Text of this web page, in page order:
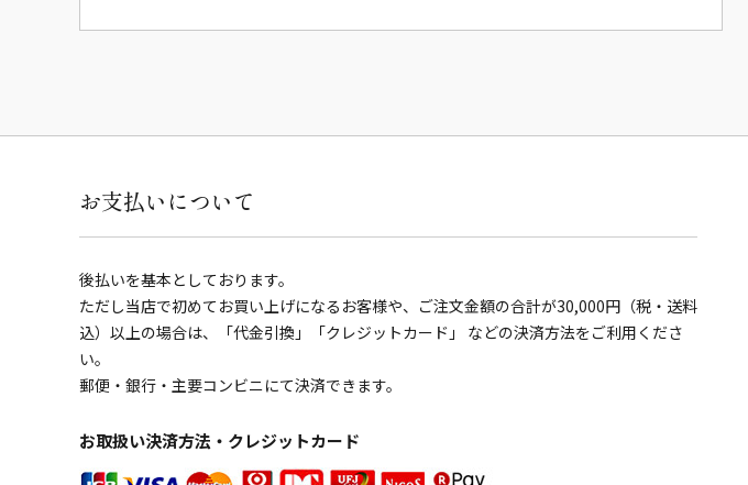
お支払いについて
後払いを基本としております。
ただし当店で初めてお買い上げになるお客様や、ご注文金額の合計が30,000円（税・送料
込）以上の場合は、「代金引換」「クレジットカード」 などの決済方法をご利用くださ
い。
郵便・銀行・主要コンビニにて決済できます。
お取扱い決済方法・クレジットカード